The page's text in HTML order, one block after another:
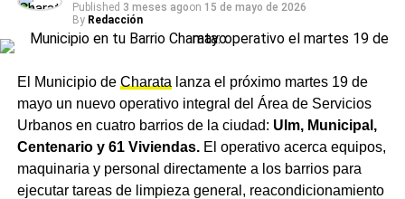
Published 3 meses agoon 15 de mayo de 2026
By Redacción
El Municipio de Charata lanza el próximo martes 19 de
mayo un nuevo operativo integral del Área de Servicios
Urbanos en cuatro barrios de la ciudad: Ulm, Municipal,
Centenario y 61 Viviendas.El operativo acerca equipos,
maquinaria y personal directamente a los barrios para
ejecutar tareas de limpieza general, reacondicionamiento